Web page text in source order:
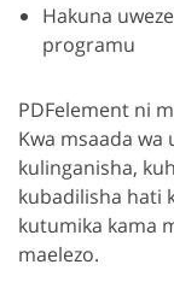
Hakuna
programu
PDFelement ni
Kwa msaada
kulinganisha,
kubadilisha hati
kutumika kama
maelezo.